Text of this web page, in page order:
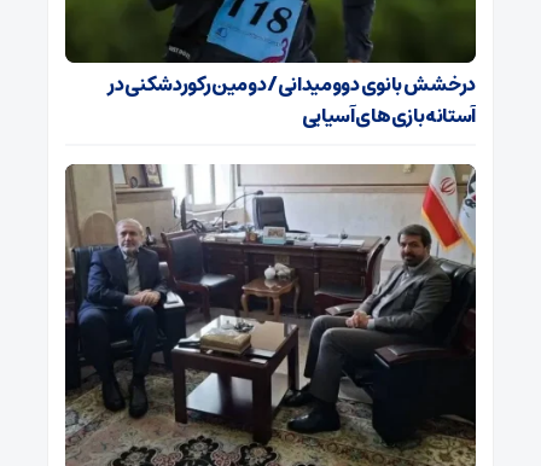
درخشش بانوی دوومیدانی/ دومین رکوردشکنی در
آستانه بازی‌های آسیایی